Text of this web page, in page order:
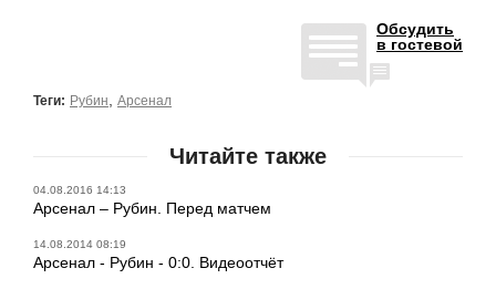
Обсудить
в гостевой
Теги: Рубин Арсенал
Читайте также
04.08.2016 14:13
Арсенал – Рубин. Перед матчем
14.08.2014 08:19
Арсенал - Рубин - 0:0. Видеоотчёт